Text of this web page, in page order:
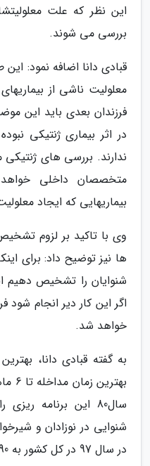
این نظر که علت
بررسی می شوند.
قبادی دانا اضافه نمود: این
معلولیت ناشی از
فرزندان بعدی باید این
در اثر بیماری ژنتیکی
ندارند. بررسی های
متخصصان داخلی
بیماریهایی که ایجاد
وی با تاکید بر لزوم
ها نیز توضیح داد: برای
شنوایان را تشخیص دهیم
اگر این کار دیر انجام شود
خواهد شد.
سال80 این برنامه
شنوایی در نوزادان و
در سال 97 در کل کشور به 90 درصد موالید رسبده است.